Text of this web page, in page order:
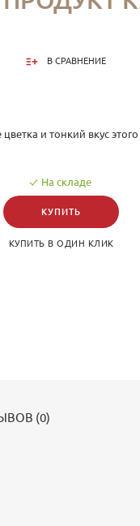
В СРАВНЕНИЕ
и тонкий вкус этого
романтический лад и
На складе
КУПИТЬ
КУПИТЬ В ОДИН КЛИК
(0)